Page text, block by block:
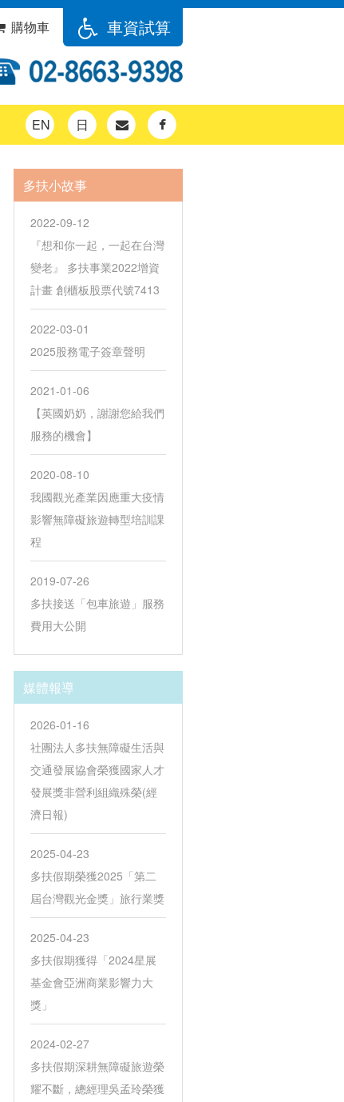
購物車 車資試算
EN 日
多扶小故事
2022-09-12
『想和你一起，一起在台灣
變老』 多扶事業2022增資
計畫 創櫃板股票代號7413
2022-03-01
2025股務電子簽章聲明
2021-01-06
【英國奶奶，謝謝您給我們
服務的機會】
2020-08-10
我國觀光產業因應重大疫情
影響無障礙旅遊轉型培訓課
程
2019-07-26
多扶接送「包車旅遊」服務
費用大公開
媒體報導
2026-01-16
社團法人多扶無障礙生活與
交通發展協會榮獲國家人才
發展獎非營利組織殊榮(經
濟日報)
2025-04-23
多扶假期榮獲2025「第二
屆台灣觀光金獎」旅行業獎
2025-04-23
多扶假期獲得「2024星展
基金會亞洲商業影響力大
獎」
2024-02-27
多扶假期深耕無障礙旅遊榮
耀不斷，總經理吳孟玲榮獲